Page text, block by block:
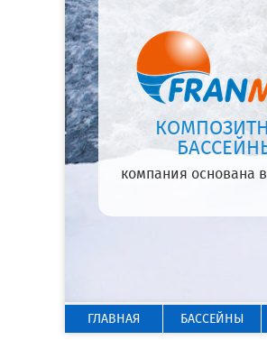
компания основана в
ГЛАВНАЯ БАССЕЙНЫ